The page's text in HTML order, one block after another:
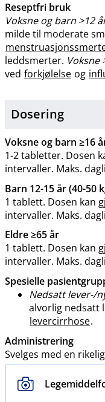
Reseptfri bruk
Voksne og barn >12
milde til moderate
leddsmerter. Voksne
ved forkjølelse og
Dosering
Voksne og barn ≥16
1-2 tabletter. Dosen
intervaller. Maks.
Barn 12-15 år (40-50
1 tablett. Dosen kan
intervaller. Maks.
Eldre ≥65 år
1 tablett. Dosen kan
intervaller. Maks.
Spesielle
Nedsatt lever-​/​
alvorlig nedsatt
levercirrhose.
Administrering
Svelges med en